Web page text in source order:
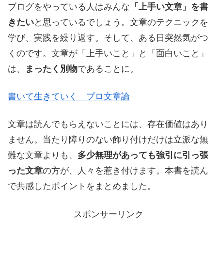
ブログをやっている人はみんな 「上手い文章」を書
きたいと思っているでしょう。文章のテクニックを
学び、実践を繰り返す。そして、ある日突然気がつ
くのです。文章が「上手いこと」と「面白いこと」
は、
まったく別物であることに。
書いて生きていく プロ文章論
文章は読んでもらえないことには、存在価値はあり
ません。当たり障りのない飾り付けだけは立派な無
難な文章よりも、 多少無理があっても強引に引っ張
った文章の方が、人々を惹き付けます。本書を読ん
で共感したポイントをまとめました。
スポンサーリンク